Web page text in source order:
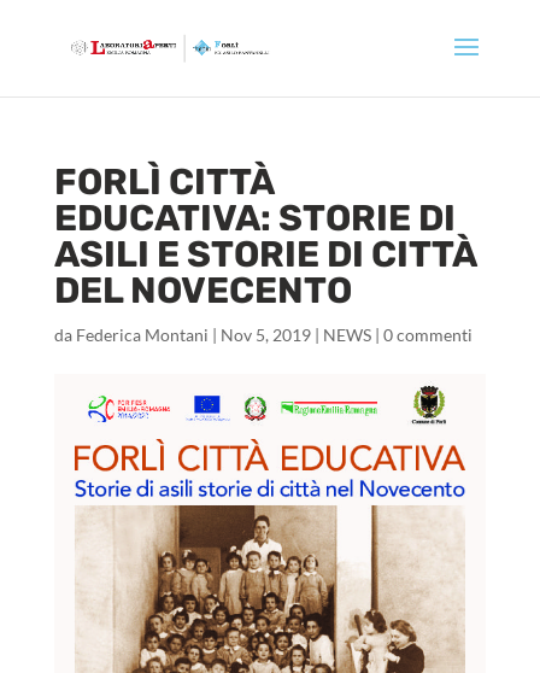
FORLÌ CITTÀ
EDUCATIVA: STORIE DI
ASILI E STORIE DI CITTÀ
DEL NOVECENTO
da Federica Montani | Nov 5, 2019| NEWS| 0 commenti